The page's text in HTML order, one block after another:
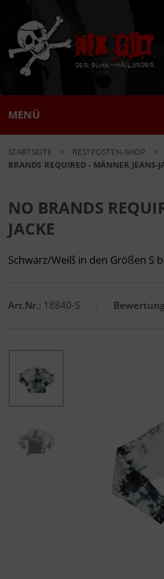
MENÜ
STARTSEITE RESTPOSTEN-SHOP
BRANDS REQUIRED - MÄNNER JEANS-
NO BRANDS
JACKE
Schwarz/Weiß in den Größen S
Art.Nr.: 18840-S